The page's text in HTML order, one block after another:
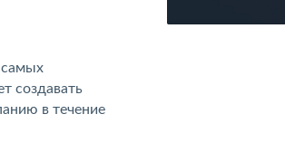
самых
создавать
в течение